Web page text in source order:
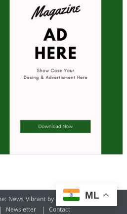
News Vibrant by CodeVibrant.
Newsletter Contact
ML